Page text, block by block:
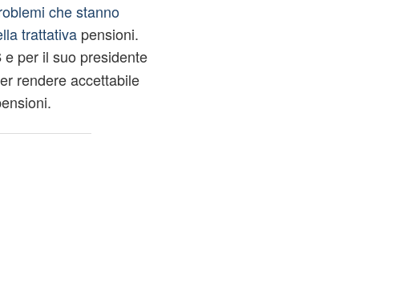
che stanno
trattativa pensioni.
e per il suo presidente
rendere accettabile